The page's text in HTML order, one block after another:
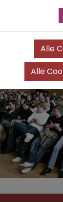
Aula des
Alle
Alle